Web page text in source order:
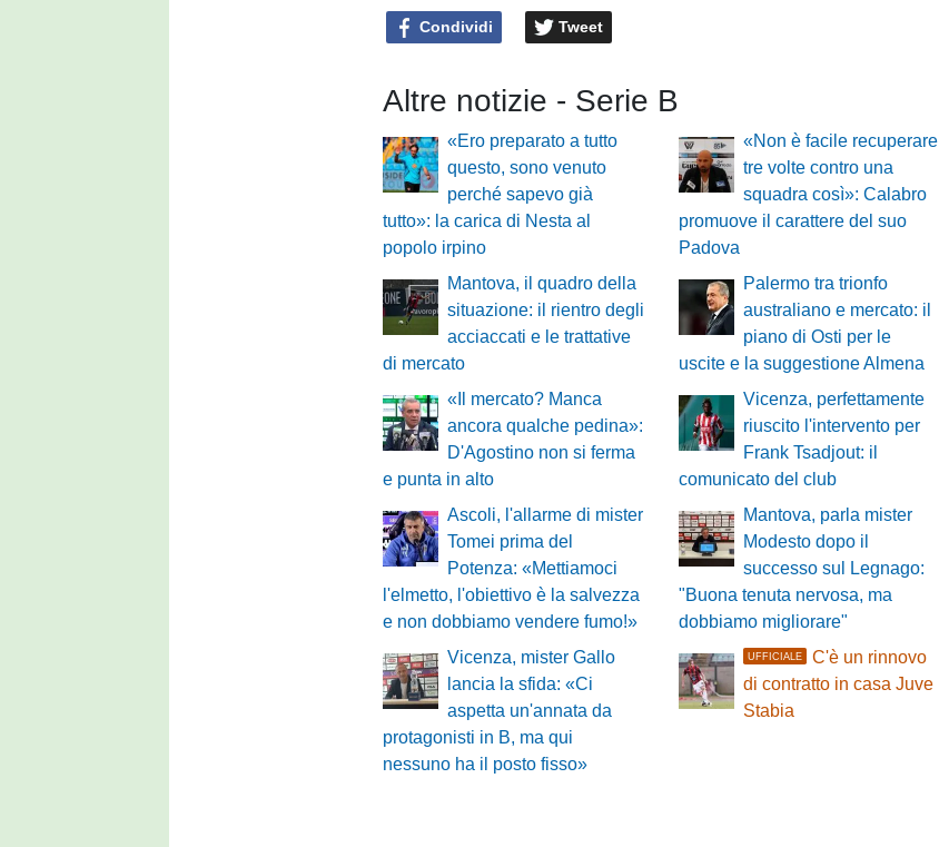
Condividi Tweet
Altre notizie - Serie B
«Ero preparato a tutto
questo, sono venuto
perché sapevo già
tutto»: la carica di Nesta al
popolo irpino
«Non è facile recuperare
tre volte contro una
squadra così»: Calabro
promuove il carattere del suo
Padova
Mantova, il quadro della
situazione: il rientro degli
acciaccati e le trattative
di mercato
Palermo tra trionfo
australiano e mercato: il
piano di Osti per le
uscite e la suggestione Almena
«Il mercato? Manca
ancora qualche pedina»:
D'Agostino non si ferma
e punta in alto
Vicenza, perfettamente
riuscito l'intervento per
Frank Tsadjout: il
comunicato del club
Ascoli, l'allarme di mister
Tomei prima del
Potenza: «Mettiamoci
l'elmetto, l'obiettivo è la salvezza
e non dobbiamo vendere fumo!»
Mantova, parla mister
Modesto dopo il
successo sul Legnago:
"Buona tenuta nervosa, ma
dobbiamo migliorare"
Vicenza, mister Gallo
lancia la sfida: «Ci
aspetta un'annata da
protagonisti in B, ma qui
nessuno ha il posto fisso»
UFFICIALE
C'è un rinnovo
di contratto in casa Juve
Stabia